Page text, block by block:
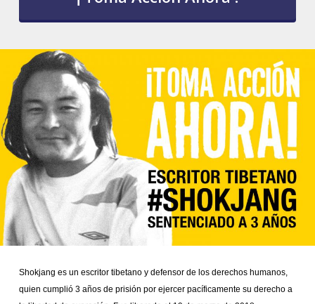
t
S
u
b
s
r
p
t
i
o
n
Shokjang es un escritor tibetano y defensor de los derechos humanos,
quien cumplió 3 años de prisión por ejercer pacíficamente su derecho a